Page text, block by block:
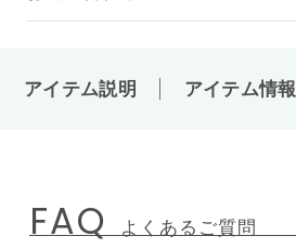
アイテム説明 アイテム情報
FAQ よくあるご質問